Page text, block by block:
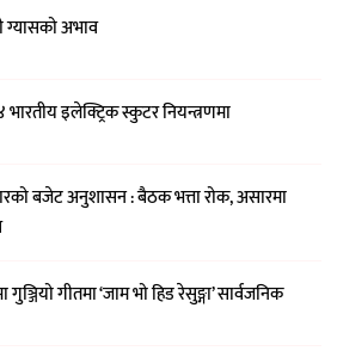
ग्यासको अभाव
भारतीय इलेक्ट्रिक स्कुटर नियन्त्रणमा
बजेट अनुशासन : बैठक भत्ता रोक, असारमा
गुञ्जियो गीतमा ‘जाम भो हिड रेसुङ्गा’ सार्वजनिक